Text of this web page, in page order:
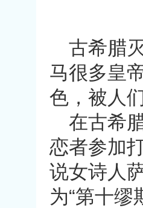
古希腊
马很多皇
色，被人
在古希
恋者参加
说女诗人
为“第十缪